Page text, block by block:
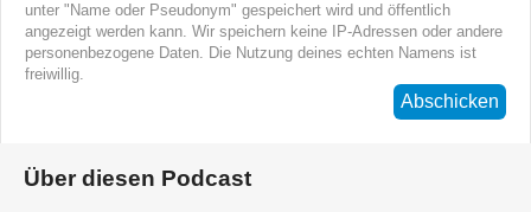
unter "Name oder Pseudonym" gespeichert wird und öffentlich
angezeigt werden kann. Wir speichern keine IP-Adressen oder andere
personenbezogene Daten. Die Nutzung deines echten Namens ist
freiwillig.
Abschicken
Über diesen Podcast